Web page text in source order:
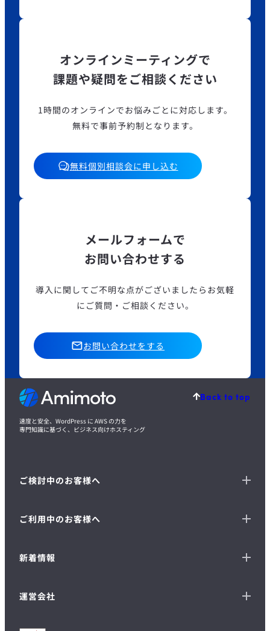
オンラインミーティングで
課題や疑問をご相談ください
1時間のオンラインでお悩みごとに対応します。
無料で事前予約制となります。
無料個別相談会に申し込む
メールフォームで
お問い合わせする
導入に関してご不明な点がございましたら お気軽
にご質問・ご相談ください。
お問い合わせをする
Back to top
速度と安全、WordPress に AWS の力を
専門知識に基づく、ビジネス向けホスティング
ご検討中のお客様へ
ご利用中のお客様へ
新着情報
運営会社